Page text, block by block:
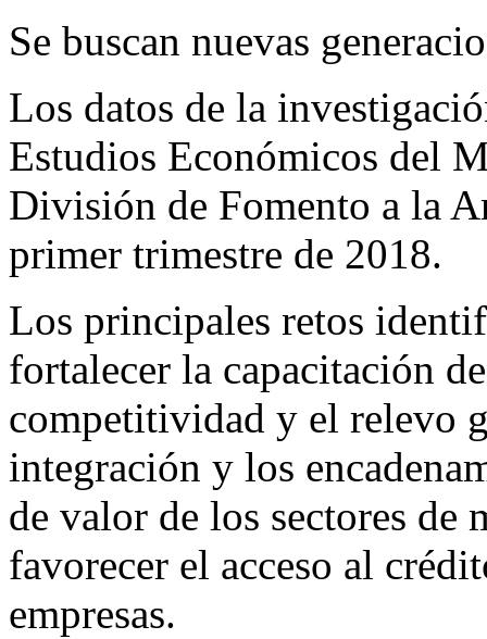
Se buscan nuevas
Los datos de la
Estudios Económicos del
División de Fomento a la
primer trimestre de 2018.
Los principales retos
fortalecer la capacitación
competitividad y el relevo
integración y los
de valor de los sectores
favorecer el acceso al
empresas.